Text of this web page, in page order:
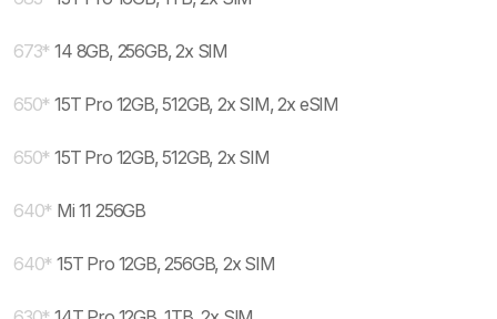
673* 14 8GB, 256GB, 2x SIM
650* 15T Pro 12GB, 512GB, 2x SIM, 2x eSIM
650* 15T Pro 12GB, 512GB, 2x SIM
640* Mi 11 256GB
640* 15T Pro 12GB, 256GB, 2x SIM